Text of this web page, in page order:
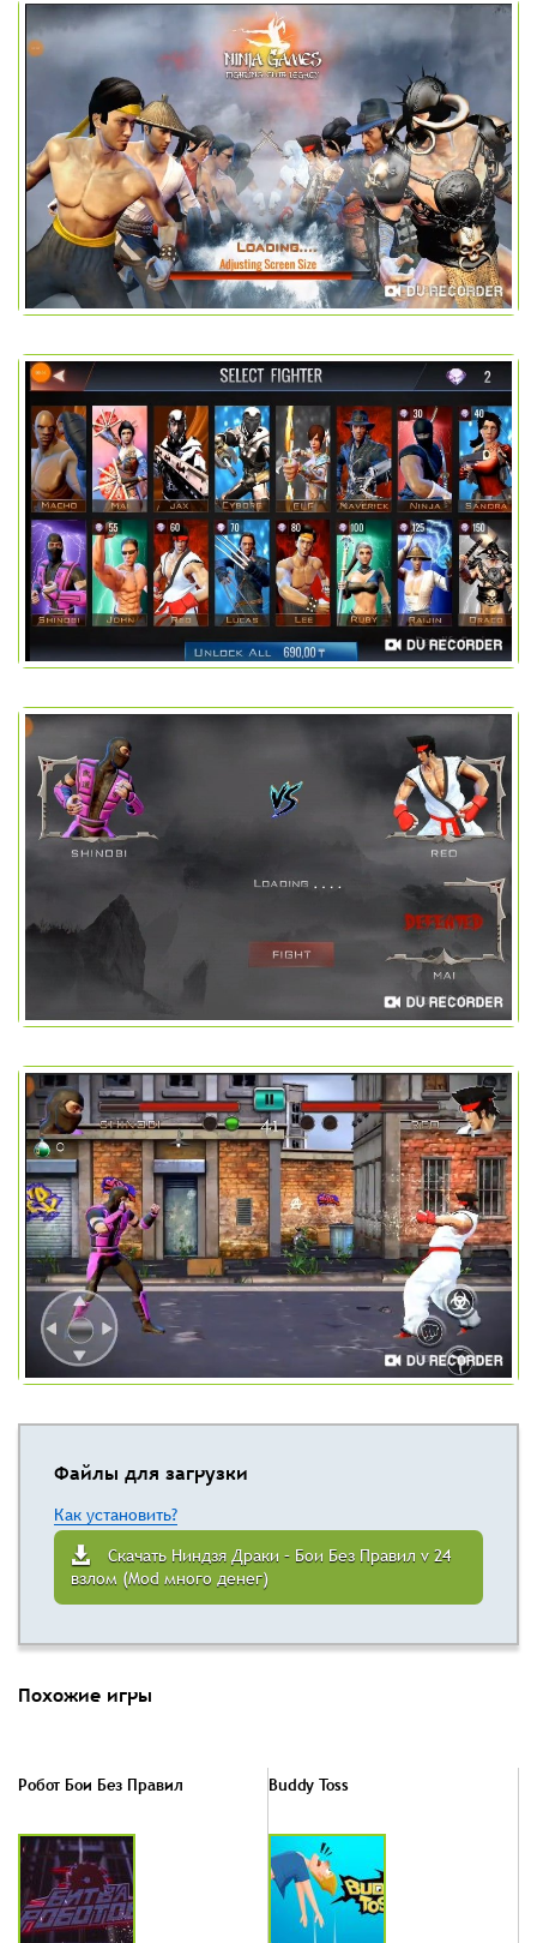
Файлы для загрузки
Как установить?
Скачать Ниндзя Драки – Бои Без Правил v 24
взлом (Mod много денег)
Похожие игры
Робот Бои Без Правил Buddy Toss